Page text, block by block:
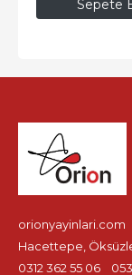
Sepete
orionyayinlari.com
Hacettepe,
0312 362 55 06